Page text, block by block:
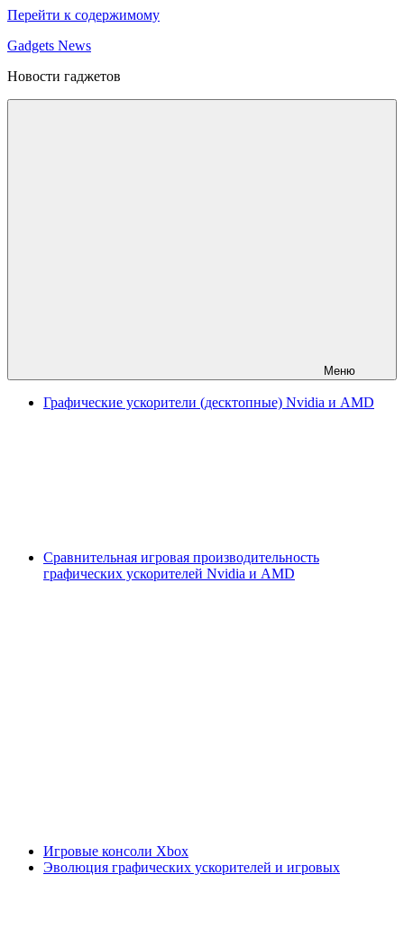
Перейти к содержимому
Gadgets News
Новости гаджетов
Меню
Графические ускорители (десктопные) Nvidia и AMD
Сравнительная игровая производительность
графических ускорителей Nvidia и AMD
Игровые консоли Xbox
Эволюция графических ускорителей и игровых